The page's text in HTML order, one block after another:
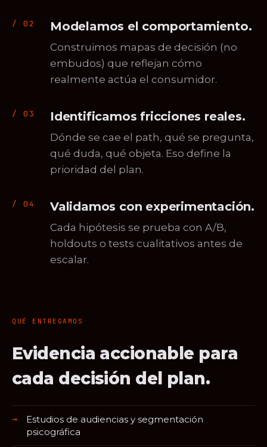
Modelamos el comportamiento.
Construimos mapas de decisión (no
embudos) que reflejan cómo
realmente actúa el consumidor.
Identificamos fricciones reales.
Dónde se cae el path, qué se pregunta,
qué duda, qué objeta. Eso define la
prioridad del plan.
Validamos con experimentación.
Cada hipótesis se prueba con A/B,
holdouts o tests cualitativos antes de
escalar.
QUÉ ENTREGAMOS
Evidencia accionable para
cada decisión del plan.
Estudios de audiencias y segmentación
psicográfica